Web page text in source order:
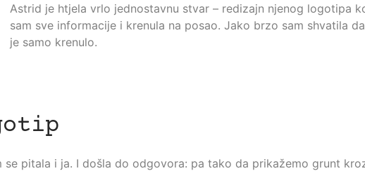
Astrid je htjela vrlo jednostavnu stvar – redizajn njenog logotipa
sam sve informacije i krenula na posao. Jako brzo sam shvatila
je samo krenulo.
pitala i ja. I došla do odgovora: pa tako da prikažemo grunt